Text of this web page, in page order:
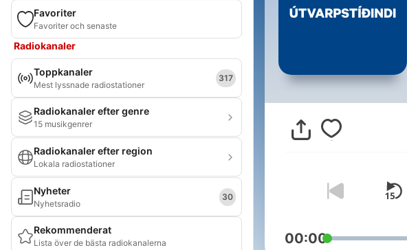
Favoriter
Favoriter och senaste
Radiokanaler
Toppkanaler
Mest lyssnade radiostationer
317
Radiokanaler efter genre
15 musikgenrer
Radiokanaler efter region
Lokala radiostationer
Nyheter
Nyhetsradio
30
Rekommenderat
Lista över de bästa radiokanalerna 00:00